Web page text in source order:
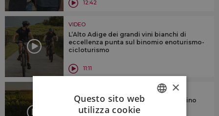
12:42
VIDEO
L’Alto Adige dei grandi vini bianchi di
eccellenza punta sul binomio enoturismo-
cicloturismo
11:11
Oltre il presente: la grande sfida del vino
resta la gestione del “cambiamento
×
Questo sito web
utilizza cookie